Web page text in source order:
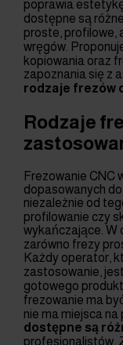
poprawia
dostępne są różne
proste, profilowe,
wręgów.
kopiowania oraz
zapoznania się z
rodzaje frezów
Rodzaje
Frezowanie CNC
dopasowanych
niezależnie od
profilowanie czy
wykańczające. W
zarówno frezy
Każdy operator,
zastosowanie,
gotowego
frezowanie ma
nie ma miejsca na
dostępne są
profesjonalistów.